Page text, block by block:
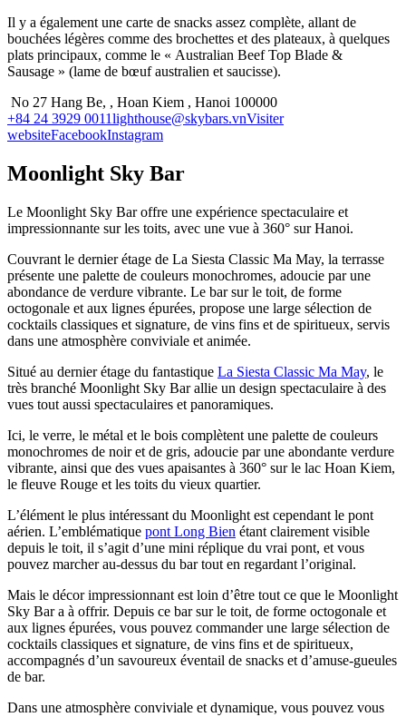
Il y a également une carte de snacks assez complète, allant de
bouchées légères comme des brochettes et des plateaux, à quelques
plats principaux, comme le « Australian Beef Top Blade &
Sausage » (lame de bœuf australien et saucisse).
No 27 Hang Be, , Hoan Kiem , Hanoi 100000
+84 24 3929 0011lighthouse@skybars.vnVisiter
websiteFacebookInstagram
Moonlight Sky Bar
Le Moonlight Sky Bar offre une expérience spectaculaire et
impressionnante sur les toits, avec une vue à 360° sur Hanoi.
Couvrant le dernier étage de La Siesta Classic Ma May, la terrasse
présente une palette de couleurs monochromes, adoucie par une
abondance de verdure vibrante. Le bar sur le toit, de forme
octogonale et aux lignes épurées, propose une large sélection de
cocktails classiques et signature, de vins fins et de spiritueux, servis
dans une atmosphère conviviale et animée.
Situé au dernier étage du fantastique La Siesta Classic Ma May, le
très branché Moonlight Sky Bar allie un design spectaculaire à des
vues tout aussi spectaculaires et panoramiques.
Ici, le verre, le métal et le bois complètent une palette de couleurs
monochromes de noir et de gris, adoucie par une abondante verdure
vibrante, ainsi que des vues apaisantes à 360° sur le lac Hoan Kiem,
le fleuve Rouge et les toits du vieux quartier.
L’élément le plus intéressant du Moonlight est cependant le pont
aérien. L’emblématique pont Long Bien étant clairement visible
depuis le toit, il s’agit d’une mini réplique du vrai pont, et vous
pouvez marcher au-dessus du bar tout en regardant l’original.
Mais le décor impressionnant est loin d’être tout ce que le Moonlight
Sky Bar a à offrir. Depuis ce bar sur le toit, de forme octogonale et
aux lignes épurées, vous pouvez commander une large sélection de
cocktails classiques et signature, de vins fins et de spiritueux,
accompagnés d’un savoureux éventail de snacks et d’amuse-gueules
de bar.
Dans une atmosphère conviviale et dynamique, vous pouvez vous